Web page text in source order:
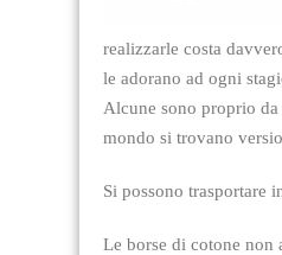
realizzarle costa
le adorano ad ogni
Alcune sono proprio
mondo si trovano
Si possono trasportare
Le borse di cotone non